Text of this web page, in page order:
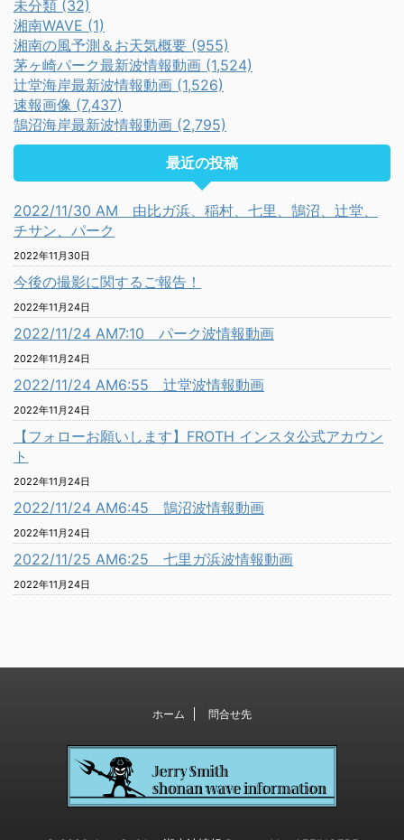
未分類 (32)
湘南WAVE (1)
湘南の風予測＆お天気概要 (955)
茅ヶ崎パーク最新波情報動画 (1,524)
辻堂海岸最新波情報動画 (1,526)
速報画像 (7,437)
鵠沼海岸最新波情報動画 (2,795)
最近の投稿
2022/11/30 AM 由比ガ浜、稲村、七里、鵠沼、辻堂、
チサン、パーク
2022年11月30日
今後の撮影に関するご報告！
2022年11月24日
2022/11/24 AM7:10 パーク波情報動画
2022年11月24日
2022/11/24 AM6:55 辻堂波情報動画
2022年11月24日
【フォローお願いします】FROTH インスタ公式アカウン
ト
2022年11月24日
2022/11/24 AM6:45 鵠沼波情報動画
2022年11月24日
2022/11/25 AM6:25 七里ガ浜波情報動画
2022年11月24日
ホーム 問合せ先